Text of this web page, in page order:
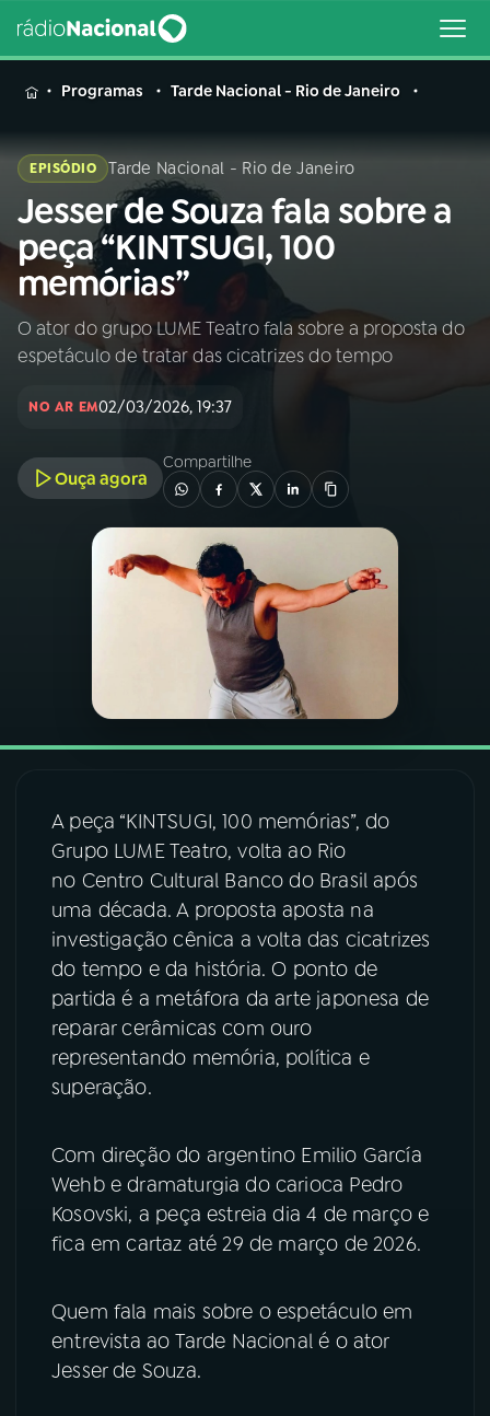
MENU
Buscar
na
Rádio
Nacional
Buscar
AO VIVO
INÍCIO
A RÁDIO
PROGRAMAÇÃO
07ÚLTIMAS
08FESTIVAL DE MÚSICA
ACOMPANHE A RÁDIO NACIONAL
YouTube Facebook
Instagram
Programas Tarde Nacional - Rio de Janeiro
EPISÓDIO Tarde Nacional - Rio de Janeiro
Jesser de Souza fala sobre a
peça “KINTSUGI, 100
memórias”
O ator do grupo LUME Teatro fala sobre a proposta do
espetáculo de tratar das cicatrizes do tempo
NO AR EM02/03/2026, 19:37
Ouça agora
Compartilhe
A peça “KINTSUGI, 100 memórias”, do
Grupo LUME Teatro, volta ao Rio
no Centro Cultural Banco do Brasil após
uma década. A proposta aposta na
investigação cênica a volta das cicatrizes
do tempo e da história. O ponto de
partida é a metáfora da arte japonesa de
reparar cerâmicas com ouro
representando memória, política e
superação.
Com direção do argentino Emilio García
Wehb e dramaturgia do carioca Pedro
Kosovski, a peça estreia dia 4 de março e
fica em cartaz até 29 de março de 2026.
Quem fala mais sobre o espetáculo em
entrevista ao Tarde Nacional é o ator
Jesser de Souza.